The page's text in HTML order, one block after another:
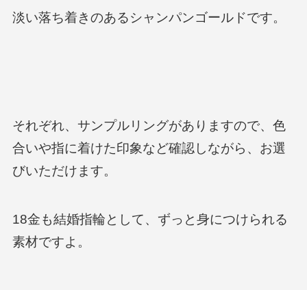
淡い落ち着きのあるシャンパンゴールドです。
それぞれ、サンプルリングがありますので、色
合いや指に着けた印象など確認しながら、お選
びいただけます。
18金も結婚指輪として、ずっと身につけられる
素材ですよ。